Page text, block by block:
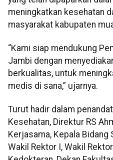
meningkatkan kesehatan
masyarakat kabupaten
“Kami siap mendukung
Jambi dengan
berkualitas, untuk
medis di sana,” ujarnya.
Turut hadir dalam
Kesehatan, Direktur RS
Kerjasama, Kepala Bidang
Wakil Rektor I, Wakil